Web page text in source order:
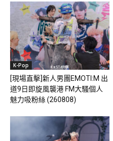
K-Pop
[現場直擊]新人男團EMOTI:M 出
道9日即旋風襲港 FM大騷個人
魅力吸粉絲 (260808)